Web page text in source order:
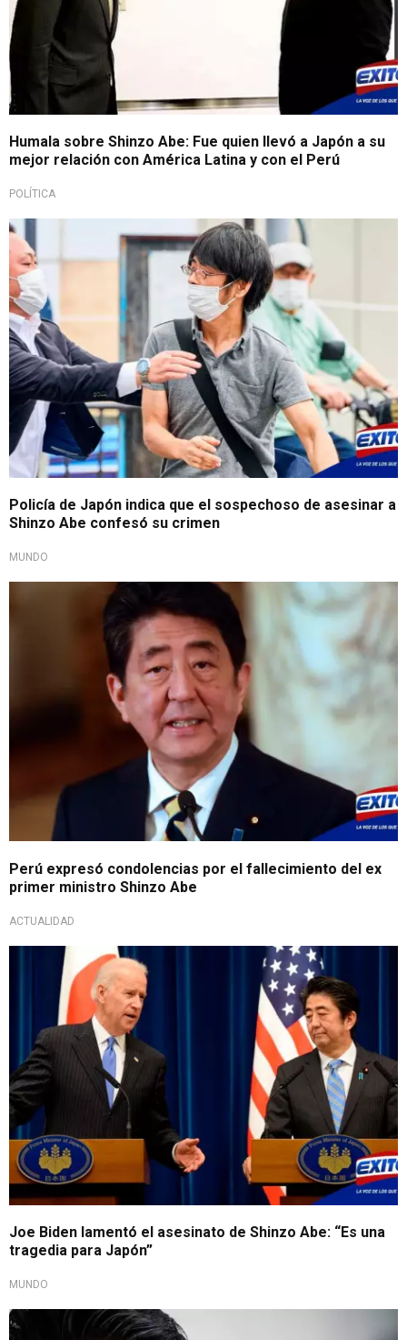
Humala sobre Shinzo Abe: Fue quien llevó a Japón a su
mejor relación con América Latina y con el Perú
POLÍTICA
Policía de Japón indica que el sospechoso de asesinar a
Shinzo Abe confesó su crimen
MUNDO
Perú expresó condolencias por el fallecimiento del ex
primer ministro Shinzo Abe
ACTUALIDAD
Joe Biden lamentó el asesinato de Shinzo Abe: “Es una
tragedia para Japón”
MUNDO